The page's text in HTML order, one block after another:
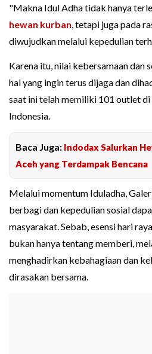
"Makna Idul Adha tidak hanya
hewan kurban, tetapi juga pada
diwujudkan melalui kepedulian
Karena itu, nilai kebersamaan dan
hal yang ingin terus dijaga dan
saat ini telah memiliki 101 outlet
Indonesia.
Baca Juga: Indodax Salurkan
Aceh yang Terdampak Bencana
Melalui momentum Iduladha,
berbagi dan kepedulian sosial
masyarakat. Sebab, esensi hari
bukan hanya tentang memberi,
menghadirkan kebahagiaan dan
dirasakan bersama.